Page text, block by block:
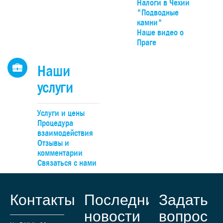
Налоги в Чехии
"Подводные
камни"
Наше видео о
Праге
Наши
услуги
Услуги и цены
Процедура
взаимодействия
Отзывы и
комментарии
Связаться с нами
Контакты Последние
новости
Задать
вопрос